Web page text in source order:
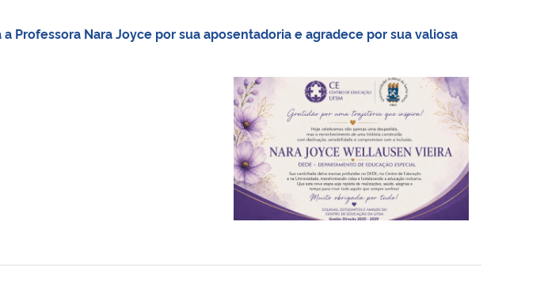
Professora Nara Joyce por sua aposentadoria e agradece por sua valiosa